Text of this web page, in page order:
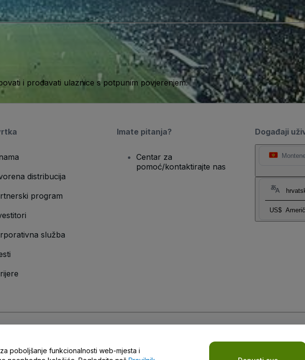
i prodavati ulaznice s potpunim povjerenjem.
Događaji
US$
distribucija
program
služba
Imate pitanja?
Centar za
pomoć/kontaktirajte nas
Pravilnik o zaštiti privatnosti za mobilne uređaje
poboljšanje funkcionalnosti web-mjesta i